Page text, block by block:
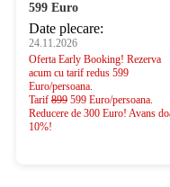
599 Euro
Date plecare:
24.11.2026
Oferta Early Booking! Rezerva
acum cu tarif redus 599
Euro/persoana.
Tarif 899 599 Euro/persoana.
Reducere de 300 Euro! Avans
10%!